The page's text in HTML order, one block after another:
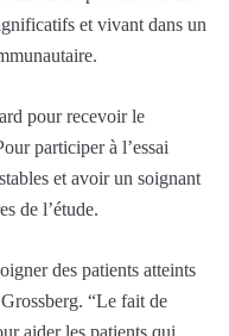
et vivant dans un
pour recevoir le
participer à l’essai
et avoir un soignant
de l’étude.
des patients atteints
“Le fait de
aider les patients qui